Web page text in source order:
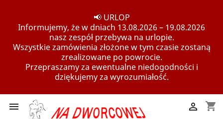
📢 URLOP
Informujemy, że w dniach 13.08.2026 – 19.08.2026
nasz zespół przebywa na urlopie.
Wszystkie zamówienia złożone w tym czasie zostaną
zrealizowane po powrocie.
Przepraszamy za ewentualne niedogodności i
dziękujemy za wyrozumiałość.
 shopping_cart
